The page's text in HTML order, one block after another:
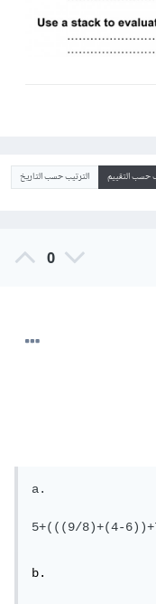
حسب التقييم الترتيب حسب التاريخ
0
a.
5+(((9/8)+(4-
b.